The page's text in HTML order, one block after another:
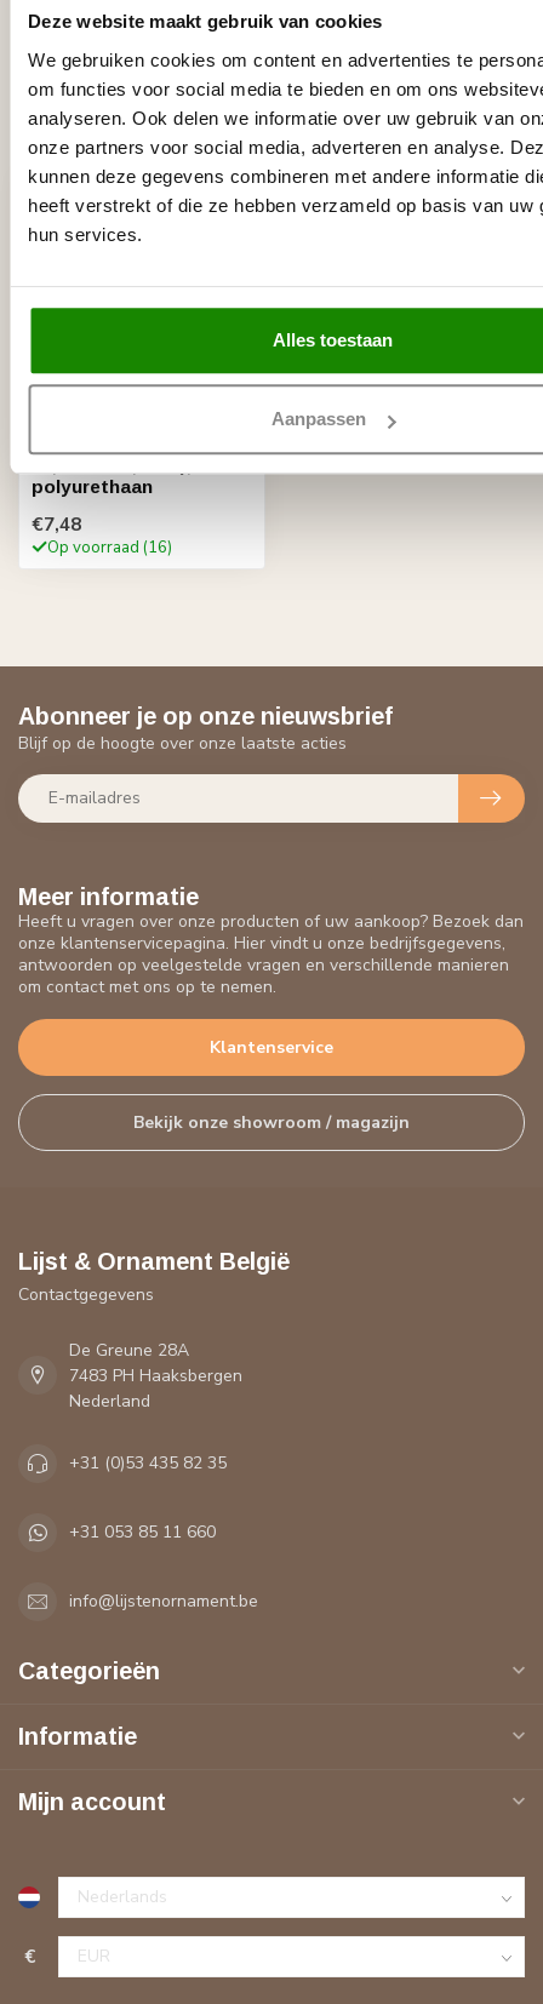
Deze website maakt gebruik van cookies
We gebruiken cookies om content en advertenties te
om functies voor social media te bieden en om ons
analyseren. Ook delen we informatie over uw gebruik van
onze partners voor social media, adverteren en analyse.
kunnen deze gegevens combineren met andere informatie
heeft verstrekt of die ze hebben verzameld op basis van uw
hun services.
Alles toestaan
Aanpassen
Op voorraad
Recent bekeken
polyurethaan
€7,48
Op voorraad (16)
Meer informatie
Heeft u vragen over onze producten of uw aankoop? Bezoek dan
onze klantenservicepagina. Hier vindt u onze bedrijfsgegevens,
antwoorden op veelgestelde vragen en verschillende manieren
om contact met ons op te nemen.
Klantenservice
Bekijk onze showroom / magazijn
Abonneer je op onze nieuwsbrief
Blijf op de hoogte over onze laatste acties
Lijst & Ornament België
Contactgegevens
De Greune 28A
7483 PH Haaksbergen
Nederland
+31 (0)53 435 82 35
+31 053 85 11 660
info@lijstenornament.be
Categorieën
Informatie
Mijn account
€